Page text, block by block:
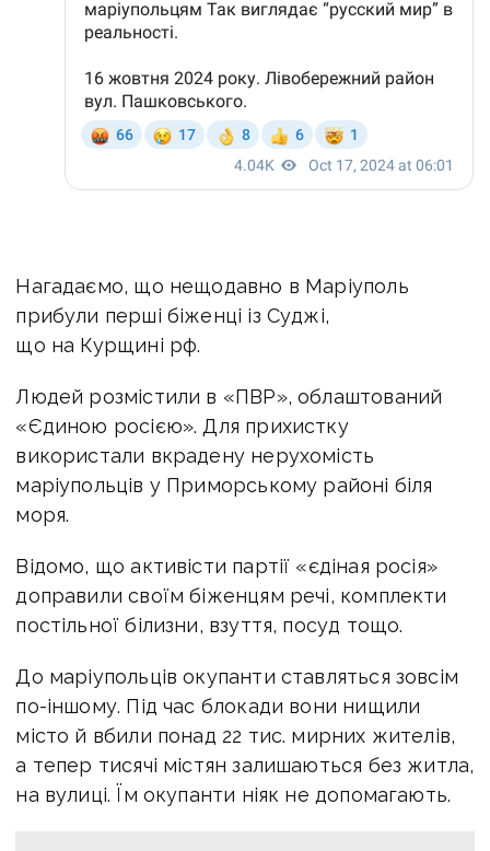
Нагадаємо, що нещодавно в Маріуполь
прибули перші біженці із Суджі,
що на Курщині рф.
Людей розмістили в «ПВР», облаштований
«Єдиною росією». Для прихистку
використали вкрадену нерухомість
маріупольців у Приморському районі біля
моря.
Відомо, що активісти партії «єдіная росія»
доправили своїм біженцям речі, комплекти
постільної білизни, взуття, посуд тощо.
До маріупольців окупанти ставляться зовсім
по-іншому. Під час блокади вони нищили
місто й вбили понад 22 тис. мирних жителів,
а тепер тисячі містян залишаються без житла,
на вулиці. Їм окупанти ніяк не допомагають.